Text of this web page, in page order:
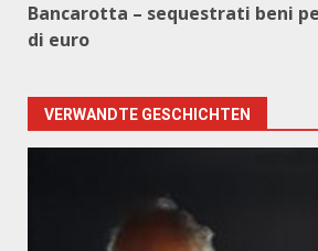
Bancarotta – sequestrati beni
di euro
VERWANDTE GESCHICHTEN